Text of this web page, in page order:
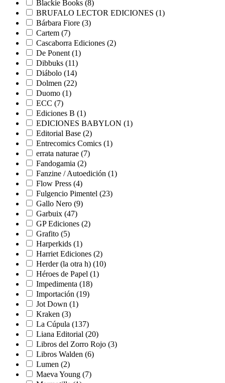
Blackie Books (8)
BRUFALO LECTOR EDICIONES (1)
Bárbara Fiore (3)
Cartem (7)
Cascaborra Ediciones (2)
De Ponent (1)
Dibbuks (11)
Diábolo (14)
Dolmen (22)
Duomo (1)
ECC (7)
Ediciones B (1)
EDICIONES BABYLON (1)
Editorial Base (2)
Entrecomics Comics (1)
errata naturae (7)
Fandogamia (2)
Fanzine / Autoedición (1)
Flow Press (4)
Fulgencio Pimentel (23)
Gallo Nero (9)
Garbuix (47)
GP Ediciones (2)
Grafito (5)
Harperkids (1)
Harriet Ediciones (2)
Herder (la otra h) (10)
Héroes de Papel (1)
Impedimenta (18)
Importación (19)
Jot Down (1)
Kraken (3)
La Cúpula (137)
Liana Editorial (20)
Libros del Zorro Rojo (3)
Libros Walden (6)
Lumen (2)
Maeva Young (7)